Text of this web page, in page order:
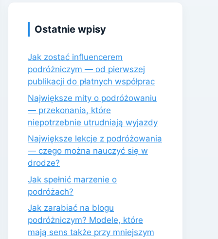
Ostatnie wpisy
Jak zostać influencerem
podróżniczym — od pierwszej
publikacji do płatnych współprac
Największe mity o podróżowaniu
— przekonania, które
niepotrzebnie utrudniają wyjazdy
Największe lekcje z podróżowania
— czego można nauczyć się w
drodze?
Jak spełnić marzenie o
podróżach?
Jak zarabiać na blogu
podróżniczym? Modele, które
mają sens także przy mniejszym